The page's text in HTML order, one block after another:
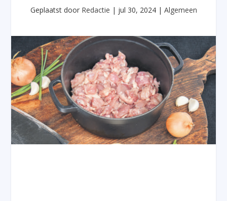
Geplaatst door Redactie | jul 30, 2024| Algemeen